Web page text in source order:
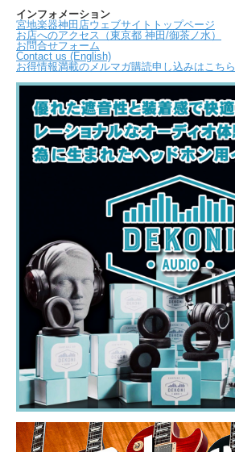
インフォメーション
宮地楽器神田店ウェブサイトトップページ
お店へのアクセス（東京都 神田/御茶ノ水）
お問合せフォーム
Contact us (English)
お得情報満載のメルマガ購読申し込みはこちら